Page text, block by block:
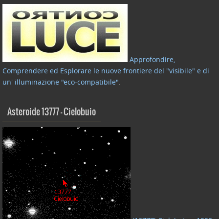
Approfondire,
Comprendere ed Esplorare le nuove frontiere del "visibile" e di
un' illuminazione "eco-compatibile".
Asteroide 13777 – Cielobuio